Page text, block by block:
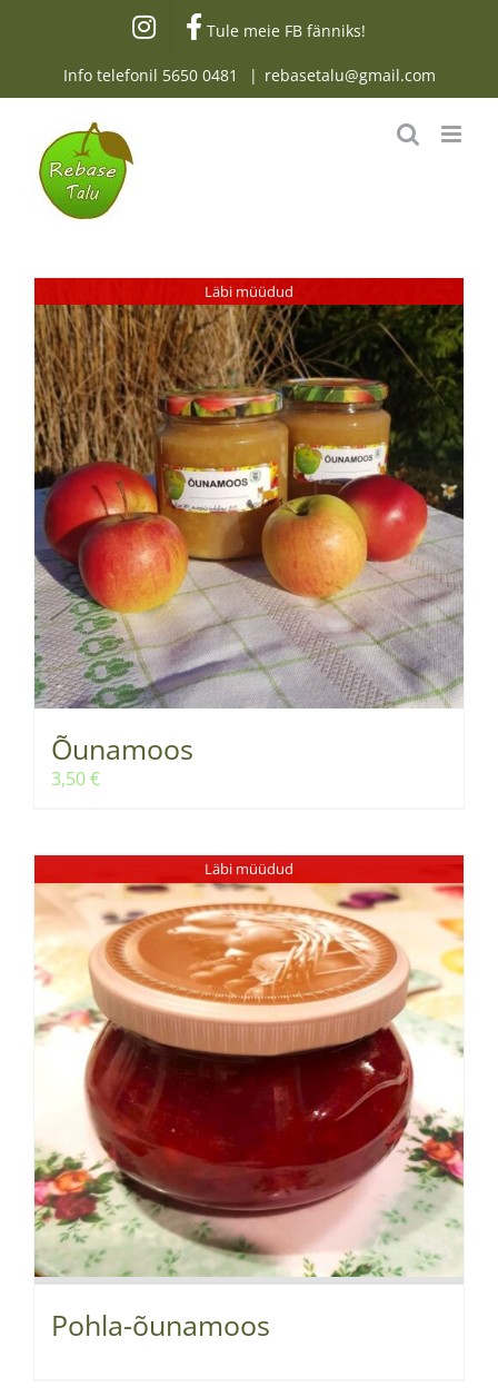
Tule meie FB fänniks!
Info telefonil 5650 0481 | rebasetalu@gmail.com
Läbi müüdud
Õunamoos
3,50€
Läbi müüdud
Pohla-õunamoos